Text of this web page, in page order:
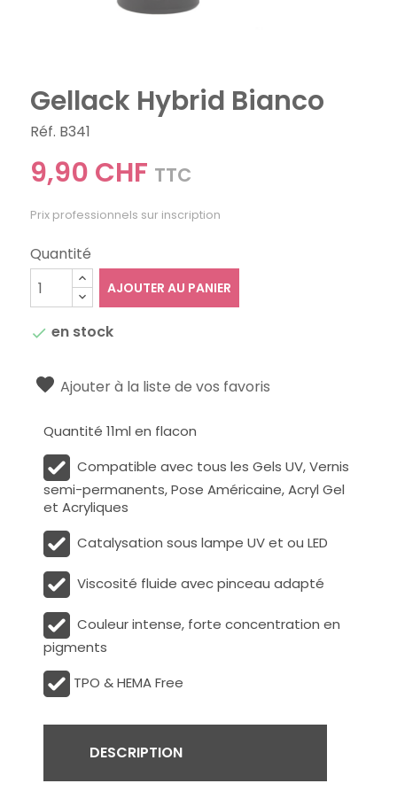
Gellack Hybrid Bianco
Réf. B341
9,90 CHF TTC
Prix professionnels sur inscription
Quantité
AJOUTER AU PANIER
 en stock
Ajouter à la liste de vos favoris
Quantité 11ml en flacon
Compatible avec tous les Gels UV, Vernis
semi-permanents, Pose Américaine, Acryl Gel
et Acryliques
Catalysation sous lampe UV et ou LED
Viscosité fluide avec pinceau adapté
Couleur intense, forte concentration en
pigments
TPO & HEMA Free
DESCRIPTION